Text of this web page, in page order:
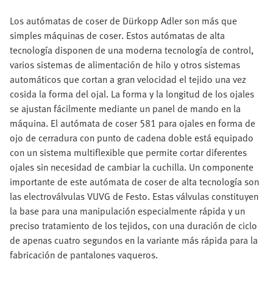
Los autómatas de coser de Dürkopp Adler son más que
simples máquinas de coser. Estos autómatas de alta
tecnología disponen de una moderna tecnología de control,
varios sistemas de alimentación de hilo y otros sistemas
automáticos que cortan a gran velocidad el tejido una vez
cosida la forma del ojal. La forma y la longitud de los ojales
se ajustan fácilmente mediante un panel de mando en la
máquina. El autómata de coser 581 para ojales en forma de
ojo de cerradura con punto de cadena doble está equipado
con un sistema multiflexible que permite cortar diferentes
ojales sin necesidad de cambiar la cuchilla. Un componente
importante de este autómata de coser de alta tecnología son
las electroválvulas VUVG de Festo. Estas válvulas constituyen
la base para una manipulación especialmente rápida y un
preciso tratamiento de los tejidos, con una duración de ciclo
de apenas cuatro segundos en la variante más rápida para la
fabricación de pantalones vaqueros.